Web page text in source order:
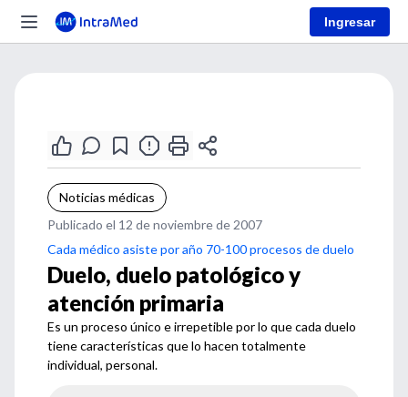
Ingresar
Noticias médicas
Publicado el 12 de noviembre de 2007
Cada médico asiste por año 70-100 procesos de duelo
Duelo, duelo patológico y
atención primaria
Es un proceso único e irrepetible por lo que cada duelo
tiene características que lo hacen totalmente
individual, personal.